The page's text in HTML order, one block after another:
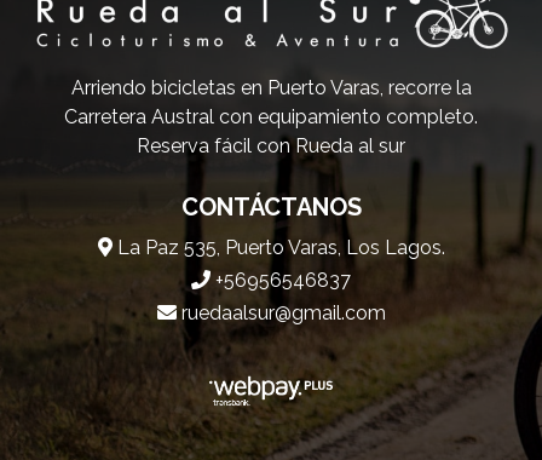
Arriendo bicicletas en Puerto Varas, recorre la
Carretera Austral con equipamiento completo.
Reserva fácil con Rueda al sur
CONTÁCTANOS
La Paz 535, Puerto Varas, Los Lagos.
+56956546837
ruedaalsur@gmail.com